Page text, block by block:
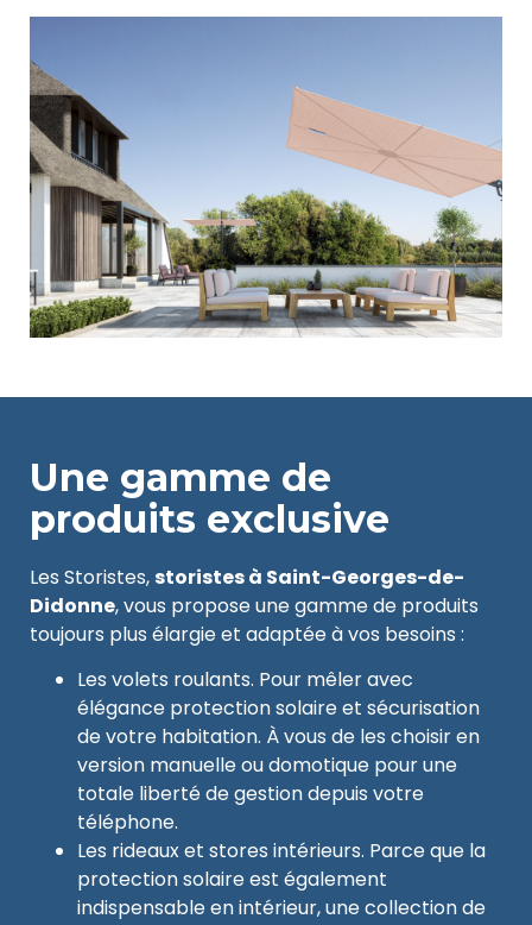
Une gamme de
produits exclusive
Les Storistes,storistes à Saint-Georges-de-
Didonne, vous propose une gamme de produits
toujours plus élargie et adaptée à vos besoins :
Les volets roulants. Pour mêler avec
élégance protection solaire et sécurisation
de votre habitation. À vous de les choisir en
version manuelle ou domotique pour une
totale liberté de gestion depuis votre
téléphone.
Les rideaux et stores intérieurs. Parce que la
protection solaire est également
indispensable en intérieur, une collection de